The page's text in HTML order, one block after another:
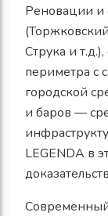
Реновации и
Струка и
периметра с
городской
и баров —
LEGENDA в